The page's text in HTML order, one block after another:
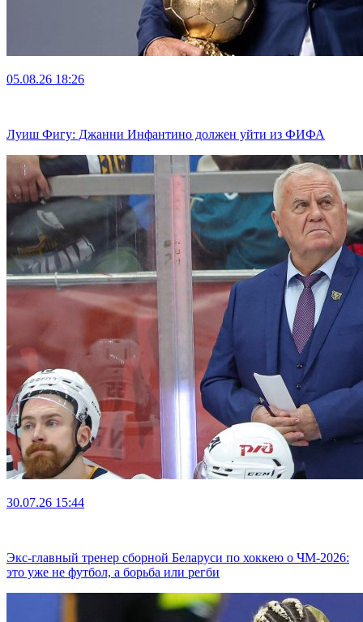
05.08.26 18:26
Луиш Фигу: Джанни Инфантино должен уйти из ФИФА
30.07.26 15:44
Экс-главный тренер сборной Беларуси по хоккею о ЧМ-2026:
это уже не футбол, а борьба или регби